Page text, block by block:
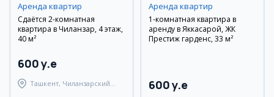
Аренда квартир
Сдаётся 2-комнатная
квартира в Чиланзар, 4 этаж,
40 м²
600 y.e
Ташкент, Чиланзарский
Аренда квартир
1-комнатная квартира в
аренду в Яккасарой, ЖК
Престиж гарденс, 33 м²
600 y.e